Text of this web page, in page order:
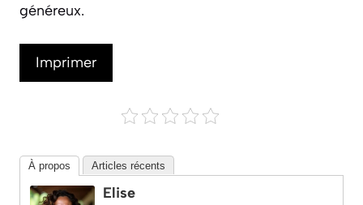
généreux.
Imprimer
À propos Articles récents
Elise